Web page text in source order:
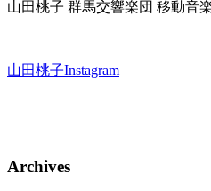
山田桃子 群馬交響楽団 移動音
山田桃子Instagram
Archives